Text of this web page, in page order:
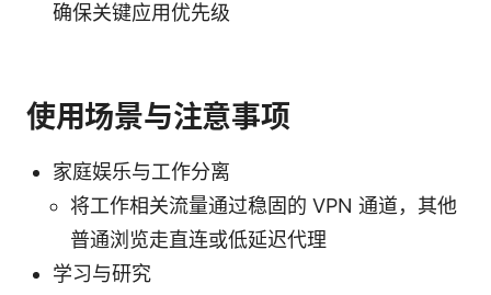
确保关键应用优先级
使用场景与注意事项
家庭娱乐与工作分离
将工作相关流量通过稳固的 VPN 通道，其他
普通浏览走直连或低延迟代理
学习与研究